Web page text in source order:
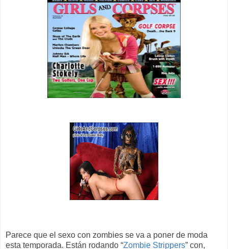
Parece que el sexo con zombies se va a poner de moda
esta temporada. Están rodando “Zombie Strippers” con,